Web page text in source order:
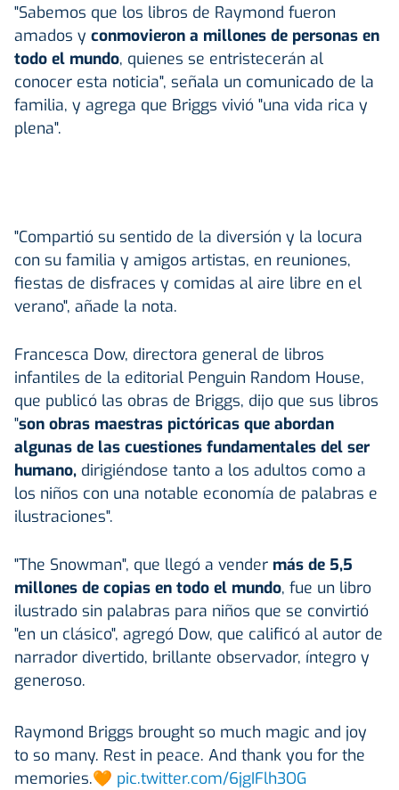
"Sabemos que los libros de Raymond fueron
amados y conmovieron a millones de personas en
todo el mundo, quienes se entristecerán al
conocer esta noticia", señala un comunicado de la
familia, y agrega que Briggs vivió "una vida rica y
plena".
"Compartió su sentido de la diversión y la locura
con su familia y amigos artistas, en reuniones,
fiestas de disfraces y comidas al aire libre en el
verano", añade la nota.
Francesca Dow, directora general de libros
infantiles de la editorial Penguin Random House,
que publicó las obras de Briggs, dijo que sus libros
"son obras maestras pictóricas que abordan
algunas de las cuestiones fundamentales del ser
humano, dirigiéndose tanto a los adultos como a
los niños con una notable economía de palabras e
ilustraciones".
"The Snowman", que llegó a vender más de 5,5
millones de copias en todo el mundo, fue un libro
ilustrado sin palabras para niños que se convirtió
"en un clásico", agregó Dow, que calificó al autor de
narrador divertido, brillante observador, íntegro y
generoso.
Raymond Briggs brought so much magic and joy
to so many. Rest in peace. And thank you for the
memories.🧡 pic.twitter.com/6jgIFlh3OG